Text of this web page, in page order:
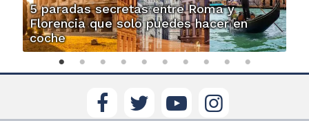
5 paradas secretas entre Roma y
Florencia que solo puedes hacer en
coche